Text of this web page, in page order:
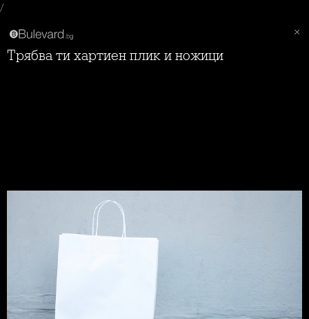
/
Трябва ти хартиен плик и ножици